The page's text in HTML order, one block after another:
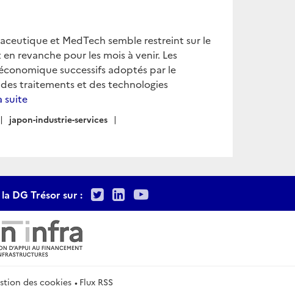
et MedTech semble restreint sur le
revanche pour les mois à venir. Les
successifs adoptés par le
traitements et des technologies
suite
japon-industrie-services
DG Trésor sur : TwitterLinkedIn
Youtube
des cookies Flux RSS